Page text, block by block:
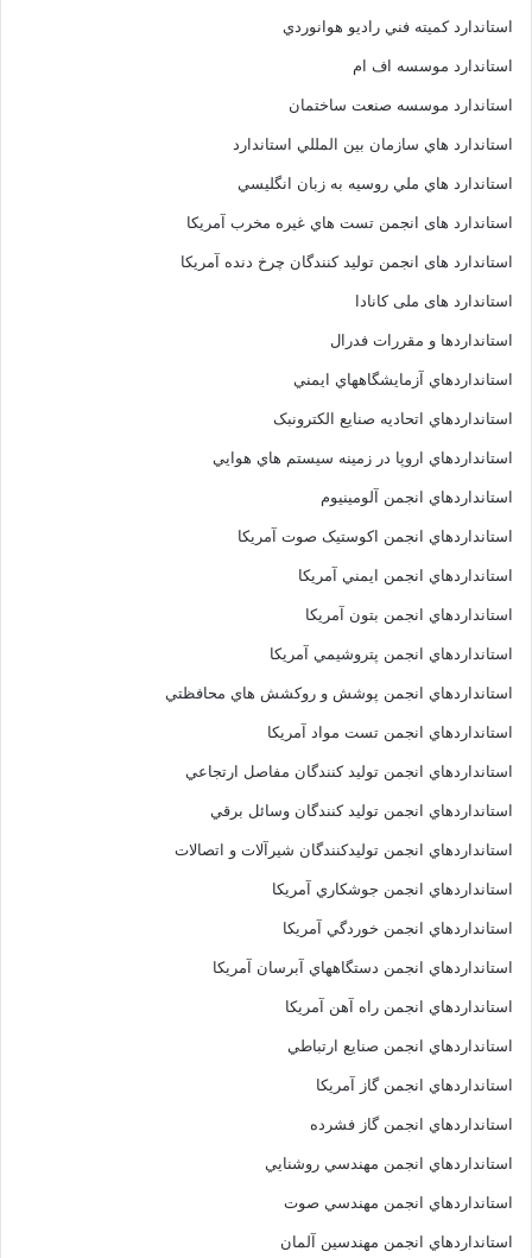
استاندارد کميته فني راديو هوانوردي
استاندارد موسسه اف ام
استاندارد موسسه صنعت ساختمان
استاندارد هاي سازمان بين المللي استاندارد
استاندارد هاي ملي روسيه به زبان انگليسي
استاندارد های انجمن تست هاي غيره مخرب آمريکا
استاندارد های انجمن توليد کنندگان چرخ دنده آمريکا
استاندارد های ملی کانادا
استانداردها و مقررات فدرال
استانداردهاي آزمايشگاههاي ايمني
استانداردهاي اتحاديه صنايع الکترونبک
استانداردهاي اروپا در زمينه سيستم هاي هوايي
استانداردهاي انجمن آلومينيوم
استانداردهاي انجمن اکوستيک صوت آمريکا
استانداردهاي انجمن ايمني آمريکا
استانداردهاي انجمن بتون آمريکا
استانداردهاي انجمن پتروشيمي آمريکا
استانداردهاي انجمن پوشش و روکشش هاي محافظتي
استانداردهاي انجمن تست مواد آمريکا
استانداردهاي انجمن توليد کنندگان مفاصل ارتجاعي
استانداردهاي انجمن توليد کنندگان وسائل برقي
استانداردهاي انجمن توليدکنندگان شيرآلات و اتصالات
استانداردهاي انجمن جوشکاري آمريکا
استانداردهاي انجمن خوردگي آمريکا
استانداردهاي انجمن دستگاههاي آبرسان آمريکا
استانداردهاي انجمن راه آهن آمريکا
استانداردهاي انجمن صنايع ارتباطي
استانداردهاي انجمن گاز آمريکا
استانداردهاي انجمن گاز فشرده
استانداردهاي انجمن مهندسي روشنايي
استانداردهاي انجمن مهندسي صوت
استانداردهاي انجمن مهندسين آلمان